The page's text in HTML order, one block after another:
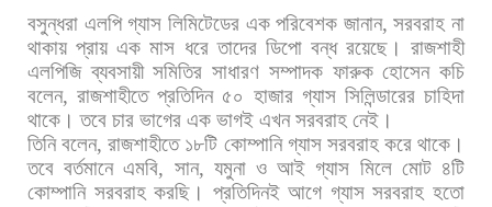
বসুন্ধরা এলপি গ্যাস লিমিটেডের এক পরিবেশক জানান,সরবরাহ না
থাকায় প্রায় এক মাস ধরে তাদের ডিপো বন্ধ রয়েছে। রাজশাহী
এলপিজি ব্যবসায়ী সমিতির সাধারণ সম্পাদক ফারুক হোসেন কচি
বলেন,রাজশাহীতে প্রতিদিন ৫০ হাজার গ্যাস সিলিন্ডারের চাহিদা
থাকে। তবে চার ভাগের এক ভাগই এখন সরবরাহ নেই।
তিনি বলেন,রাজশাহীতে ১৮টি কোম্পানি গ্যাস সরবরাহ করে থাকে।
তবে বর্তমানে এমবি, সান, যমুনা ও আই গ্যাস মিলে মোট ৪টি
কোম্পানি সরবরাহ করছি। প্রতিদিনই আগে গ্যাস সরবরাহ হতো